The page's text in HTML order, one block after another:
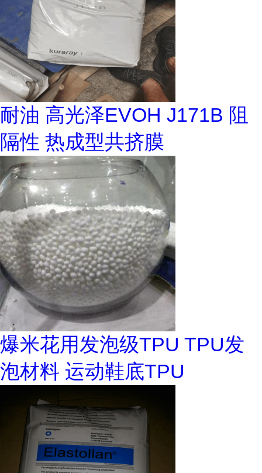
耐油 高光泽EVOH J171B 阻
隔性 热成型共挤膜
爆米花用发泡级TPU TPU发
泡材料 运动鞋底TPU